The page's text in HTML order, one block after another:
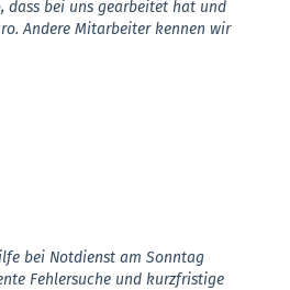
dass bei uns gearbeitet hat und
Andere Mitarbeiter kennen wir
bei Notdienst am Sonntag
Fehlersuche und kurzfristige